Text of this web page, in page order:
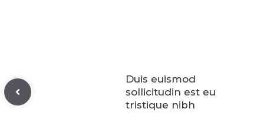
Duis euismod
sollicitudin est eu
tristique nibh